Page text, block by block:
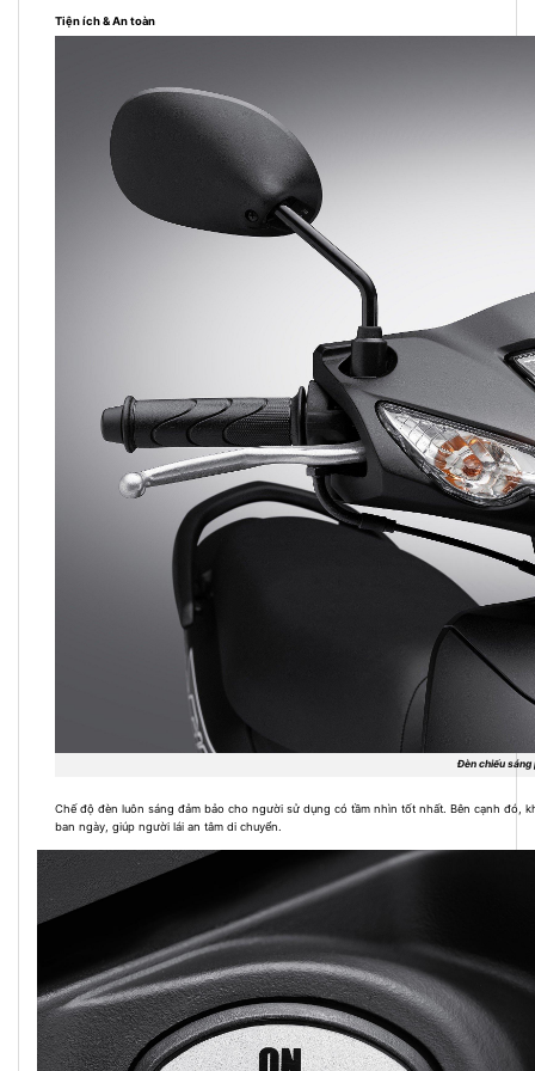
Tiện ích & An toàn
Đèn chiếu sáng
Chế độ đèn luôn sáng đảm bảo cho người sử dụng có tầm nhìn tốt nhất. Bên cạnh đó,
ban ngày, giúp người lái an tâm di chuyển.